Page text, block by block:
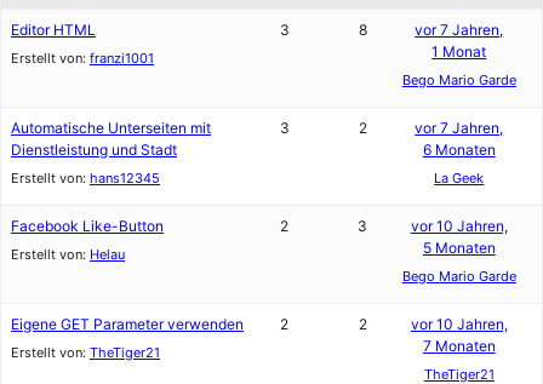
Editor HTML
Erstellt von: franzi1001
3 8
vor 7 Jahren,
1 Monat
Bego Mario Garde
Automatische Unterseiten mit
Dienstleistung und Stadt
Erstellt von: hans12345
3 2
vor 7 Jahren,
6 Monaten
La Geek
Facebook Like-Button
Erstellt von: Helau
2 3
vor 10 Jahren,
5 Monaten
Bego Mario Garde
Eigene GET Parameter verwenden
Erstellt von: TheTiger21
2 2
vor 10 Jahren,
7 Monaten
TheTiger21